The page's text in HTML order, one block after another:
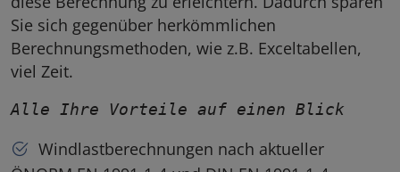
Sie sich gegenüber herkömmlichen
Berechnungsmethoden, wie z.B. Exceltabellen,
viel Zeit.
Alle Ihre Vorteile auf einen Blick
Windlastberechnungen nach aktueller